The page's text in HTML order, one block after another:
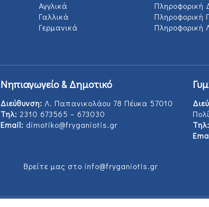
Αγγλικά
Γαλλικά
Γερμανικά
Πληροφορική
Πληροφορική
Πληροφορική
Νηπιαγωγείο & Δημοτικό
Διεύθυνση: Λ. Παπανικολάου 78 Πέυκα 57010
Τηλ: 2310 673565 – 673030
Email: dimotiko@fryganiotis.gr
Τηλ:
Βρείτε μας στο info@fryganiotis.gr